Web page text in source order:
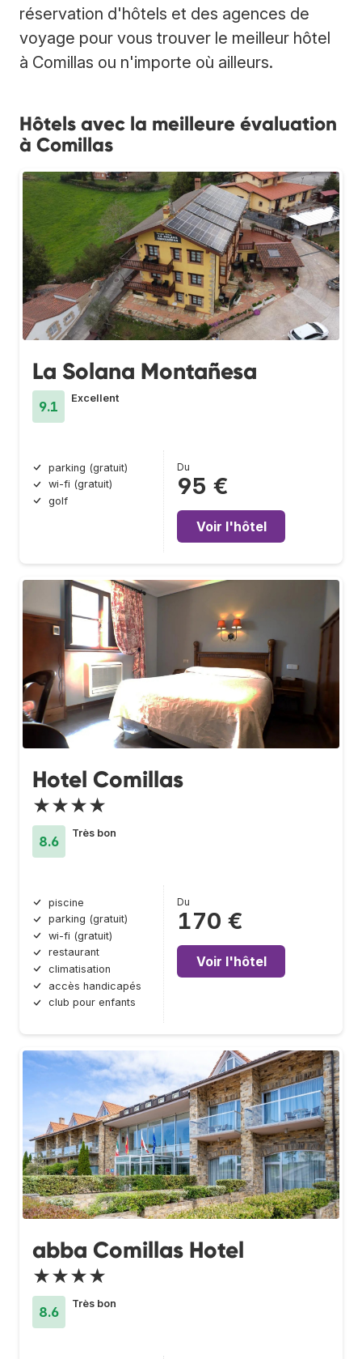
réservation d'hôtels et des agences de
voyage pour vous trouver le meilleur hôtel
à Comillas ou n'importe où ailleurs.
Hôtels avec la meilleure évaluation
à Comillas
La Solana Montañesa
9.1
Excellent
parking (gratuit)
wi-fi (gratuit)
golf
Du
95 €
Voir l'hôtel
Hotel Comillas
★★★★
8.6
Très bon
piscine
parking (gratuit)
wi-fi (gratuit)
restaurant
climatisation
accès handicapés
club pour enfants
Du
170 €
Voir l'hôtel
abba Comillas Hotel
★★★★
8.6
Très bon